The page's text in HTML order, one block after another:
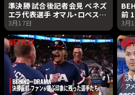
準決勝 試合後記者会見 ベネズ
エラ代表選手 オマル・ロペス監
督 | 2026 ワールドベースボー
ルクラシック | Netflix Japan
3月17日
前
り |
ル
3月